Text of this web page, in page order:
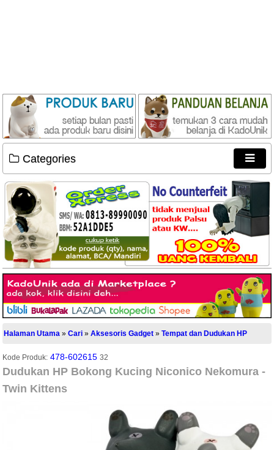
Categories
Halaman Utama »Cari »Aksesoris Gadget »Tempat dan Dudukan HP
Kode Produk: 478-60261532
Dudukan HP Bokong Kucing Niconico Nekomura -
Twin Kittens